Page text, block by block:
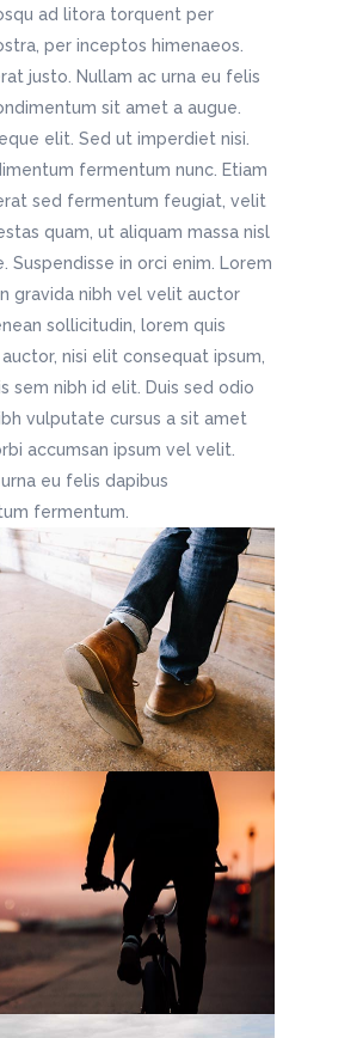
ad litora torquent per
per inceptos himenaeos.
justo. Nullam ac urna eu felis
sit amet a augue.
elit. Sed ut imperdiet nisi.
fermentum nunc. Etiam
sed fermentum feugiat, velit
quam, ut aliquam massa nisl
Suspendisse in orci enim. Lorem
gravida nibh vel velit auctor
sollicitudin, lorem quis
nisi elit consequat ipsum,
sem nibh id elit. Duis sed odio
vulputate cursus a sit amet
accumsan ipsum vel velit.
eu felis dapibus
fermentum.